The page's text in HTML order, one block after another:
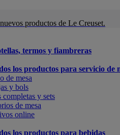
productos de Le Creuset.
termos y fiambreras
los productos para servicio de
de mesa
y bols
completas y sets
de mesa
online
los productos para bebidas